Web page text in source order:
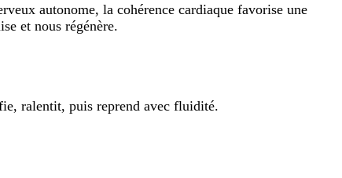
autonome, la cohérence cardiaque favorise une
et nous régénère.
ralentit, puis reprend avec fluidité.